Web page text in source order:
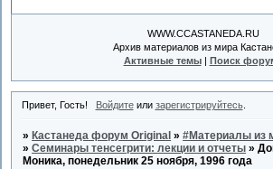
WWW.CCASTANEDA.RU
Архив материалов из мира
Активные темы| Поиск
Привет, Гость! Войдитеили зарегистрируйтесь.
» Кастанеда форум Original »#Материалы из
»Семинары тенсегрити: лекции и отчеты »
Моника, понедельник 25 ноября, 1996 года